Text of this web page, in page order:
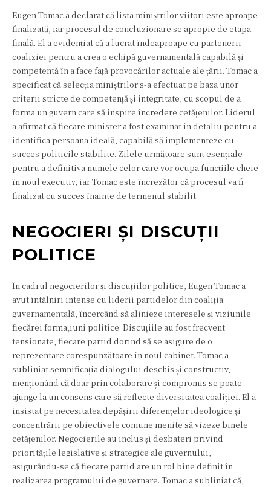
Eugen Tomac a declarat că lista miniștrilor viitori este aproape
finalizată, iar procesul de concluzionare se apropie de etapa
finală. El a evidențiat că a lucrat îndeaproape cu partenerii
coaliziei pentru a crea o echipă guvernamentală capabilă și
competentă în a face față provocărilor actuale ale țării. Tomac a
specificat că selecția miniștrilor s-a efectuat pe baza unor
criterii stricte de competență și integritate, cu scopul de a
forma un guvern care să inspire încredere cetățenilor. Liderul
a afirmat că fiecare minister a fost examinat în detaliu pentru a
identifica persoana ideală, capabilă să implementeze cu
succes politicile stabilite. Zilele următoare sunt esențiale
pentru a definitiva numele celor care vor ocupa funcțiile cheie
în noul executiv, iar Tomac este încrezător că procesul va fi
finalizat cu succes înainte de termenul stabilit.
NEGOCIERI ȘI DISCUȚII
POLITICE
În cadrul negocierilor și discuțiilor politice, Eugen Tomac a
avut întâlniri intense cu liderii partidelor din coaliția
guvernamentală, încercând să alinieze interesele și viziunile
fiecărei formațiuni politice. Discuțiile au fost frecvent
tensionate, fiecare partid dorind să se asigure de o
reprezentare corespunzătoare în noul cabinet. Tomac a
subliniat semnificația dialogului deschis și constructiv,
menționând că doar prin colaborare și compromis se poate
ajunge la un consens care să reflecte diversitatea coaliției. El a
insistat pe necesitatea depășirii diferențelor ideologice și
concentrării pe obiectivele comune menite să vizeze binele
cetățenilor. Negocierile au inclus și dezbateri privind
prioritățile legislative și strategice ale guvernului,
asigurându-se că fiecare partid are un rol bine definit în
realizarea programului de guvernare. Tomac a subliniat că,